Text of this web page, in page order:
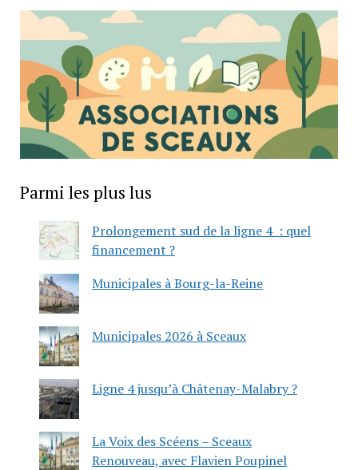
Parmi les plus lus
Prolongement sud de la ligne 4 : quel
financement ?
Municipales à Bourg-la-Reine
Municipales 2026 à Sceaux
Ligne 4 jusqu’à Châtenay-Malabry ?
La Voix des Scéens – Sceaux
Renouveau, avec Flavien Poupinel